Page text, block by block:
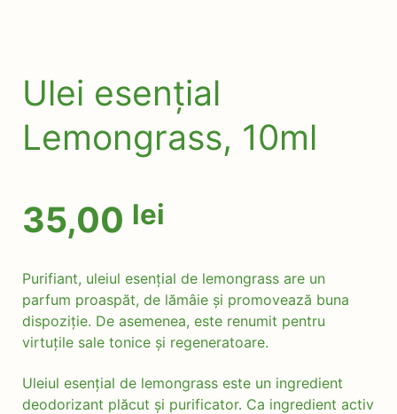
Ulei esențial
Lemongrass, 10ml
35,00 lei
Purifiant, uleiul esențial de lemongrass are un
parfum proaspăt, de lămâie și promovează buna
dispoziție. De asemenea, este renumit pentru
virtuțile sale tonice și regeneratoare.
Uleiul esențial de lemongrass este un ingredient
deodorizant plăcut și purificator. Ca ingredient activ